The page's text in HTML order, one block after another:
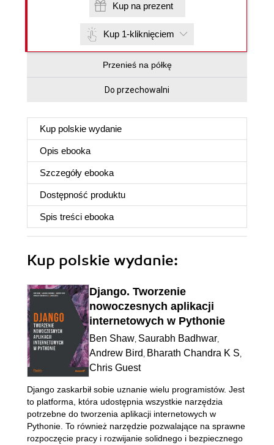
Kup na prezent
Kup 1-kliknięciem
Przenieś na półkę
Do przechowalni
Kup polskie wydanie
Opis ebooka
Szczegóły ebooka
Dostępność produktu
Spis treści ebooka
Kup polskie wydanie:
Django. Tworzenie
nowoczesnych aplikacji
internetowych w Pythonie
Ben Shaw, Saurabh Badhwar,
Andrew Bird , Bharath Chandra K S,
Chris Guest
Django zaskarbił sobie uznanie wielu programistów. Jest
to platforma, która udostępnia wszystkie narzędzia
potrzebne do tworzenia aplikacji internetowych w
Pythonie. To również narzędzie pozwalające na sprawne
rozpoczęcie pracy i rozwijanie solidnego i bezpiecznego